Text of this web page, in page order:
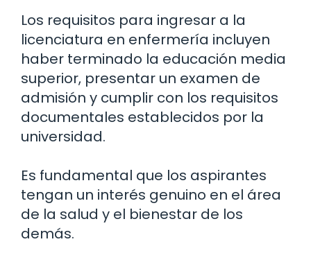
Los requisitos para ingresar a la
licenciatura en enfermería incluyen
haber terminado la educación media
superior, presentar un examen de
admisión y cumplir con los requisitos
documentales establecidos por la
universidad.
Es fundamental que los aspirantes
tengan un interés genuino en el área
de la salud y el bienestar de los
demás.